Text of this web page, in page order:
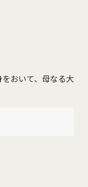
おいて、母なる大